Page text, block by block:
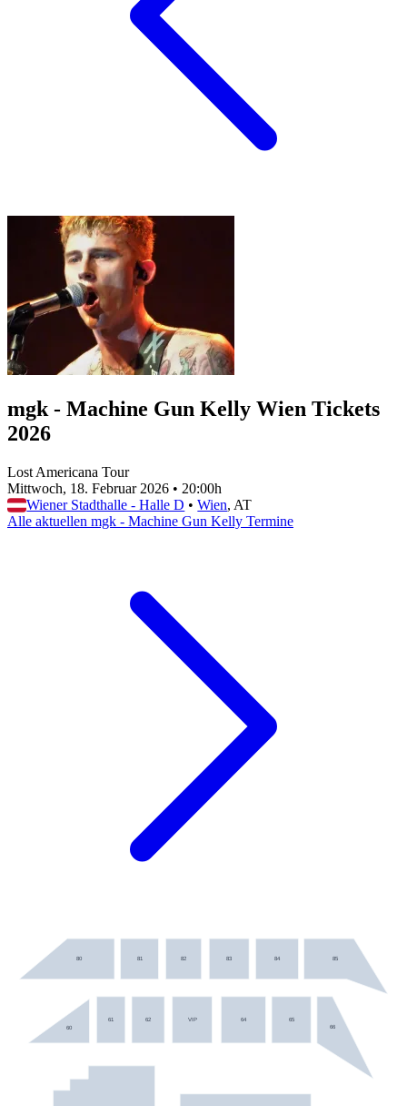
mgk - Machine Gun Kelly Wien Tickets
2026
Lost Americana Tour
Mittwoch, 18. Februar 2026 • 20:00h
Wiener Stadthalle - Halle D • Wien, AT
Alle aktuellen mgk - Machine Gun Kelly Termine
85
84
83
82
81
80
66
65
64
VIP
62
61
60